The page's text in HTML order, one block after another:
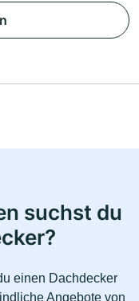
suchst du
einen Dachdecker
Angebote von